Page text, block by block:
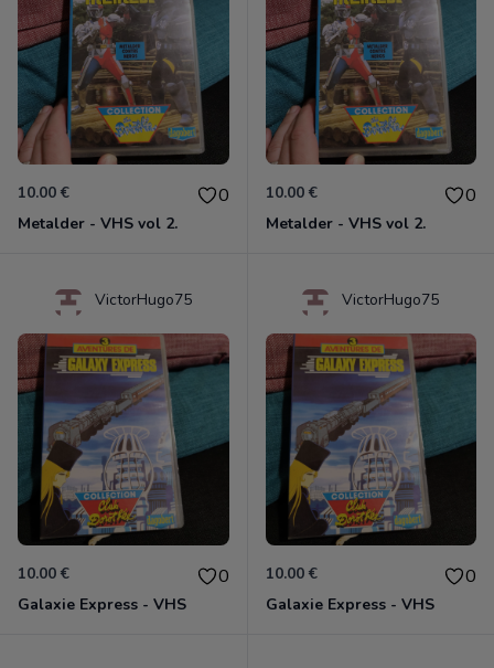
10.00 € 0
Metalder - VHS vol 2.
10.00 € 0
Metalder - VHS vol 2.
VictorHugo75
10.00 € 0
Galaxie Express - VHS
VictorHugo75
10.00 € 0
Galaxie Express - VHS